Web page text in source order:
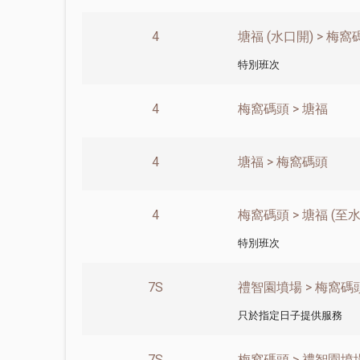
4 塘福 (水口開) > 梅窩
特別班次
4 梅窩碼頭 > 塘福
4 塘福 > 梅窩碼頭
4 梅窩碼頭 > 塘福 (至
特別班次
7S 禮智園墳場 > 梅窩碼
只於指定日子提供服務